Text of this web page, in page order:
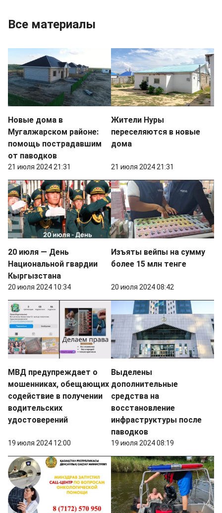
Все материалы
Новые дома в
Мугалжарском районе:
помощь пострадавшим
от паводков
21 июля 2024 21:31
Жители Нуры
переселяются в новые
дома
21 июля 2024 21:31
20 июля — День
Национальной гвардии
Кыргызстана
20 июля 2024 10:34
Изъяты вейпы на сумму
более 15 млн тенге
20 июля 2024 08:42
МВД предупреждает о
мошенниках, обещающих
содействие в получении
водительских
удостоверений
19 июля 2024 12:00
Выделены
дополнительные
средства на
восстановление
инфраструктуры после
паводков
19 июля 2024 08:19